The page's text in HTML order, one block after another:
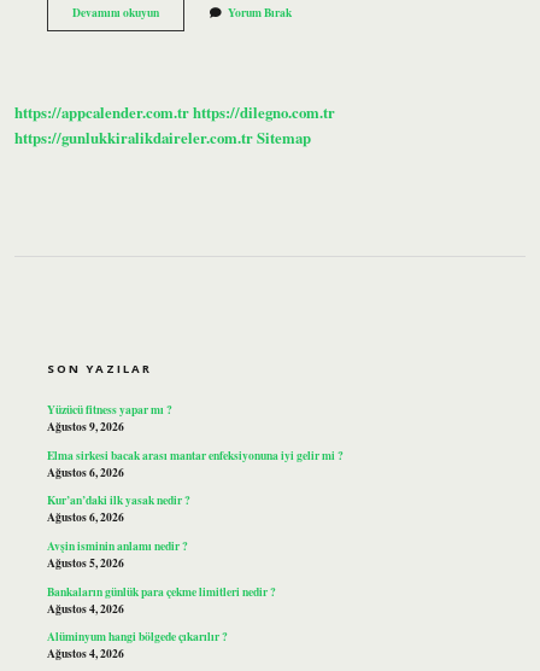
Devamını okuyunKomiserlik
Sınavı
Yorum Bırak
https://appcalender.com.trhttps://dilegno.com.tr
https://gunlukkiralikdaireler.com.trSitemap
SON YAZILAR
Yüzücü fitness yapar mı ?
Ağustos 9, 2026
Elma sirkesi bacak arası mantar enfeksiyonuna iyi gelir mi ?
Ağustos 6, 2026
Kur’an’daki ilk yasak nedir ?
Ağustos 6, 2026
Avşin isminin anlamı nedir ?
Ağustos 5, 2026
Bankaların günlük para çekme limitleri nedir ?
Ağustos 4, 2026
Alüminyum hangi bölgede çıkarılır ?
Ağustos 4, 2026